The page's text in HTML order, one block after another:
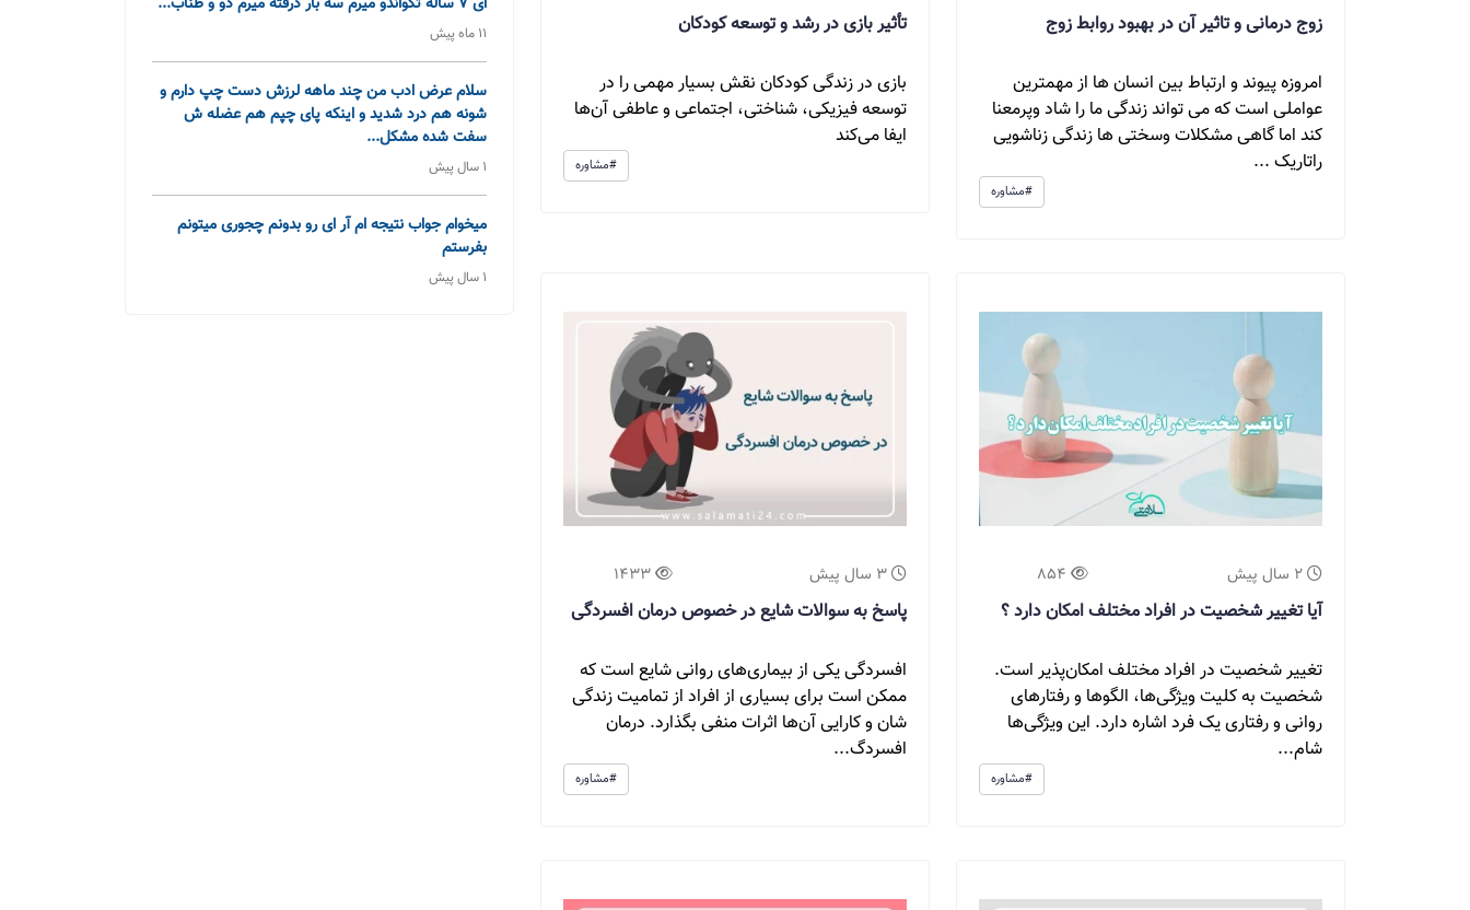
زوج درمانی و تاثیر آن در بهبود روابط زوج
امروزه پیوند و ارتباط بین انسان ها از مهمترین
عواملی است که می تواند زندگی ما را شاد وپرمعنا
کند اما گاهی مشکلات وسختی ها زندگی زناشویی
راتاریک ...
#مشاوره
تأثیر بازی در رشد و توسعه کودکان
بازی در زندگی کودکان نقش بسیار مهمی را در
توسعه فیزیکی، شناختی، اجتماعی و عاطفی آن‌ها
ایفا می‌کند
#مشاوره
2 سال پیش 854
آیا تغییر شخصیت در افراد مختلف امکان دارد ؟
تغییر شخصیت در افراد مختلف امکان‌پذیر است.
شخصیت به کلیت ویژگی‌ها، الگوها و رفتارهای
روانی و رفتاری یک فرد اشاره دارد. این ویژگی‌ها
شام...
#مشاوره
3 سال پیش 1433
پاسخ به سوالات شایع در خصوص درمان افسردگی
افسردگی یکی از بیماری‌های روانی شایع است که
ممکن است برای بسیاری از افراد از تمامیت زندگی
شان و کارایی آن‌ها اثرات منفی بگذارد. درمان
افسردگ...
#مشاوره
11 ماه پیش
سلام عرض ادب من چند ماهه لرزش دست چپ دارم و
شونه هم درد شدید و اینکه پای چپم هم عضله ش
سفت شده مشکل...
1 سال پیش
میخوام جواب نتیجه ام آر ای رو بدونم چجوری میتونم
بفرستم
1 سال پیش